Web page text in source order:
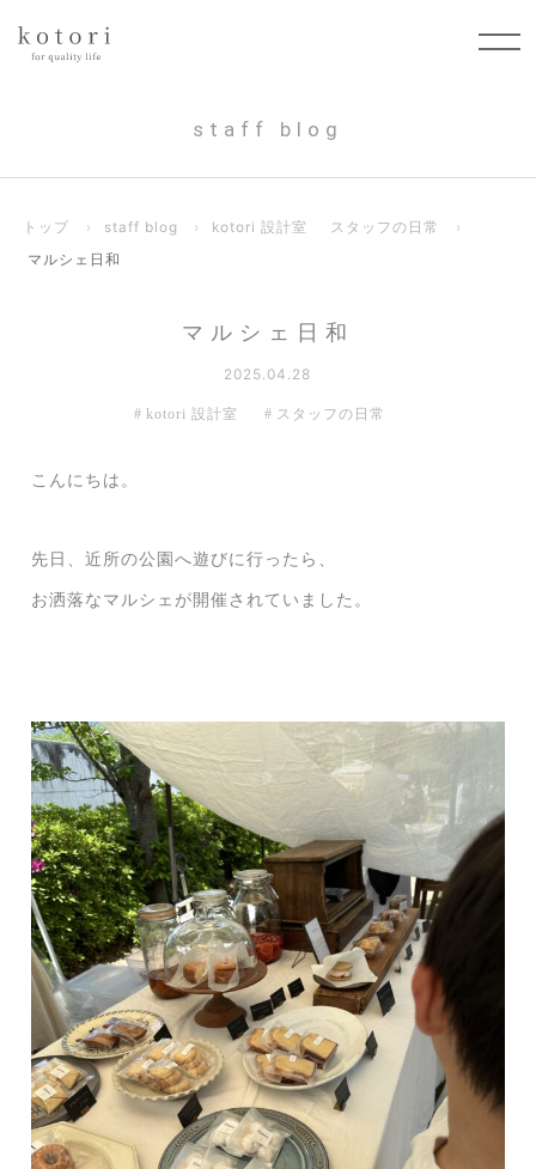
staff blog
トップ › staff blog › kotori 設計室 スタッフの日常
›
マルシェ日和
マルシェ日和
2025.04.28
kotori 設計室 スタッフの日常
こんにちは。
先日、近所の公園へ遊びに行ったら、
お洒落なマルシェが開催されていました。